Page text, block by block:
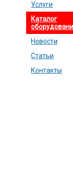
Услуги
Каталог
Новости
Статьи
Контакты